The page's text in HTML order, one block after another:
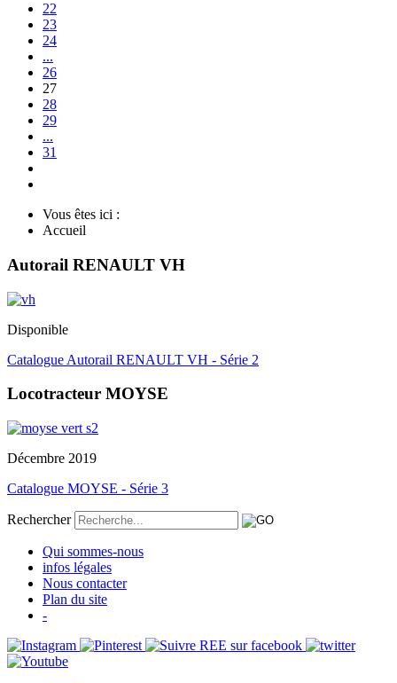
22
23
24
...
26
27
28
29
...
31
Vous êtes ici :
Accueil
Autorail RENAULT VH
Disponible
Catalogue Autorail RENAULT VH - Série 2
Locotracteur MOYSE
Décembre 2019
Catalogue MOYSE - Série 3
Rechercher
Qui sommes-nous
infos légales
Nous contacter
Plan du site
-